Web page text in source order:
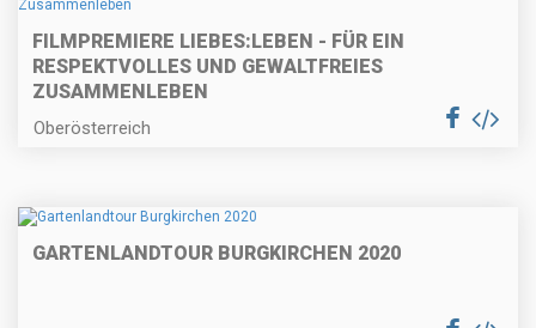
FILMPREMIERE LIEBES:LEBEN - FÜR EIN
RESPEKTVOLLES UND GEWALTFREIES
ZUSAMMENLEBEN
Oberösterreich
GARTENLANDTOUR BURGKIRCHEN 2020